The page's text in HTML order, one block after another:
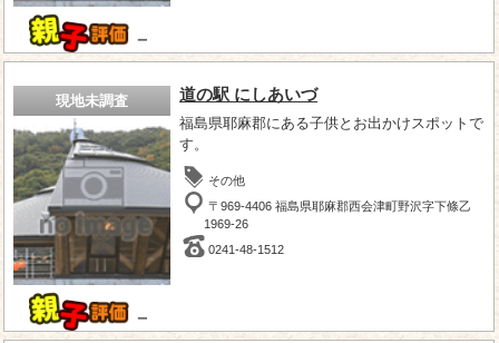
－
現地未調査
－
道の駅 にしあいづ
福島県耶麻郡にある子供とお出かけスポットで
す。
その他
〒969-4406 福島県耶麻郡西会津町野沢字下條乙
1969-26
0241-48-1512